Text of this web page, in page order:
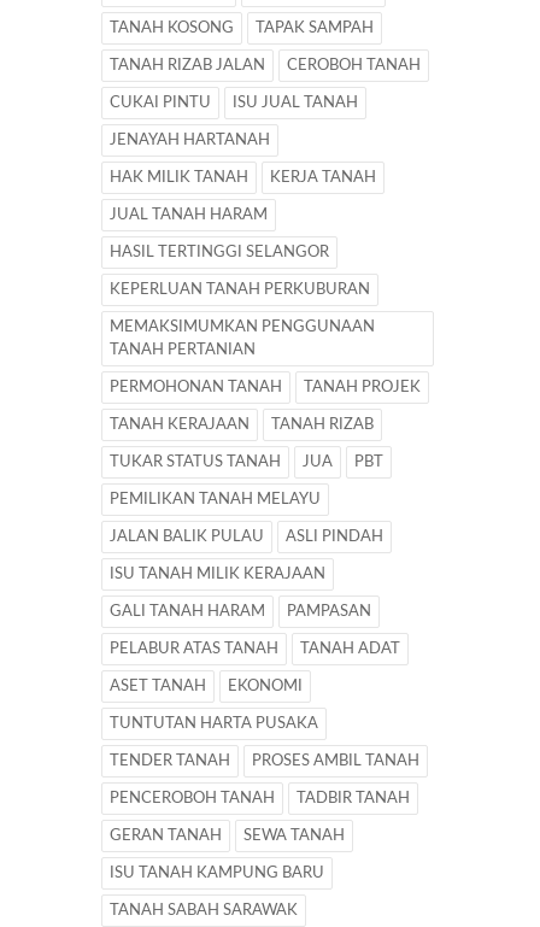
TANAH KOSONG TAPAK SAMPAH
TANAH RIZAB JALAN CEROBOH TANAH
CUKAI PINTU ISU JUAL TANAH
JENAYAH HARTANAH
HAK MILIK TANAH KERJA TANAH
JUAL TANAH HARAM
HASIL TERTINGGI SELANGOR
KEPERLUAN TANAH PERKUBURAN
MEMAKSIMUMKAN PENGGUNAAN
TANAH PERTANIAN
PERMOHONAN TANAH TANAH PROJEK
TANAH KERAJAAN TANAH RIZAB
TUKAR STATUS TANAH JUA PBT
PEMILIKAN TANAH MELAYU
JALAN BALIK PULAU ASLI PINDAH
ISU TANAH MILIK KERAJAAN
GALI TANAH HARAM PAMPASAN
PELABUR ATAS TANAH TANAH ADAT
ASET TANAH EKONOMI
TUNTUTAN HARTA PUSAKA
TENDER TANAH PROSES AMBIL TANAH
PENCEROBOH TANAH TADBIR TANAH
GERAN TANAH SEWA TANAH
ISU TANAH KAMPUNG BARU
TANAH SABAH SARAWAK